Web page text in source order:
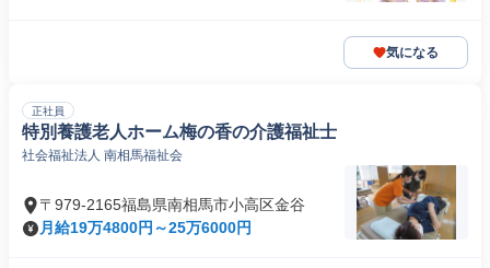
気になる
正社員
特別養護老人ホーム梅の香の介護福祉士
社会福祉法人 南相馬福祉会
〒979-2165福島県南相馬市小高区金谷
月給19万4800円～25万6000円